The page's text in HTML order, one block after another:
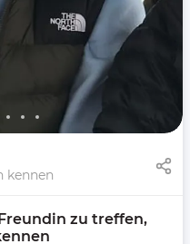
kennen
zu treffen,